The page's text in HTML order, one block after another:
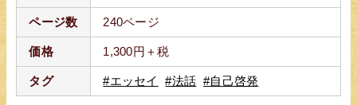
ページ数 240ページ
価格 1,300円＋税
タグ #エッセイ #法話 #自己啓発